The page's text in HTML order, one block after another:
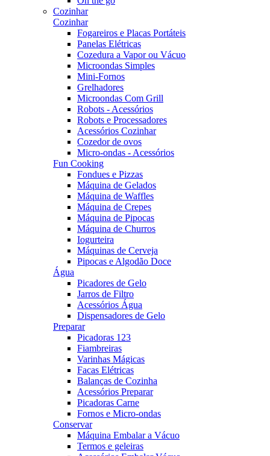
Cozinhar
Cozinhar
Fogareiros e Placas Portáteis
Panelas Elétricas
Cozedura a Vapor ou Vácuo
Microondas Simples
Mini-Fornos
Grelhadores
Microondas Com Grill
Robots - Acessórios
Robots e Processadores
Acessórios Cozinhar
Cozedor de ovos
Micro-ondas - Acessórios
Fun Cooking
Fondues e Pizzas
Máquina de Gelados
Máquina de Waffles
Máquina de Crepes
Máquina de Pipocas
Máquina de Churros
Iogurteira
Máquinas de Cerveja
Pipocas e Algodão Doce
Água
Picadores de Gelo
Jarros de Filtro
Acessórios Água
Dispensadores de Gelo
Preparar
Picadoras 123
Fiambreiras
Varinhas Mágicas
Facas Elétricas
Balanças de Cozinha
Acessórios Preparar
Picadoras Carne
Fornos e Micro-ondas
Conservar
Máquina Embalar a Vácuo
Termos e geleiras